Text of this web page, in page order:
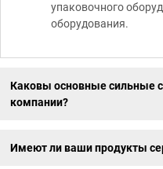
упаковочного
оборудования.
Каковы основные сильные
компании?
Имеют ли ваши продукты